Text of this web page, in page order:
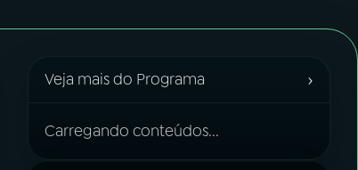
Veja mais do Programa ›
Carregando conteúdos...